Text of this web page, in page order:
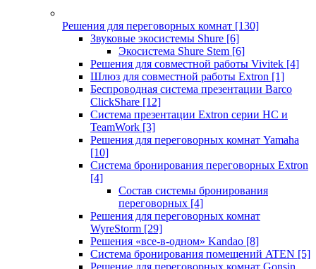
Решения для переговорных комнат [130]
Звуковые экосистемы Shure [6]
Экосистема Shure Stem [6]
Решения для совместной работы Vivitek [4]
Шлюз для совместной работы Extron [1]
Беспроводная система презентации Barco
ClickShare [12]
Система презентации Extron серии HC и
TeamWork [3]
Решения для переговорных комнат Yamaha
[10]
Система бронирования переговорных Extron
[4]
Состав системы бронирования
переговорных [4]
Решения для переговорных комнат
WyreStorm [29]
Решения «все-в-одном» Kandao [8]
Система бронирования помещений ATEN [5]
Решение для переговорных комнат Gonsin